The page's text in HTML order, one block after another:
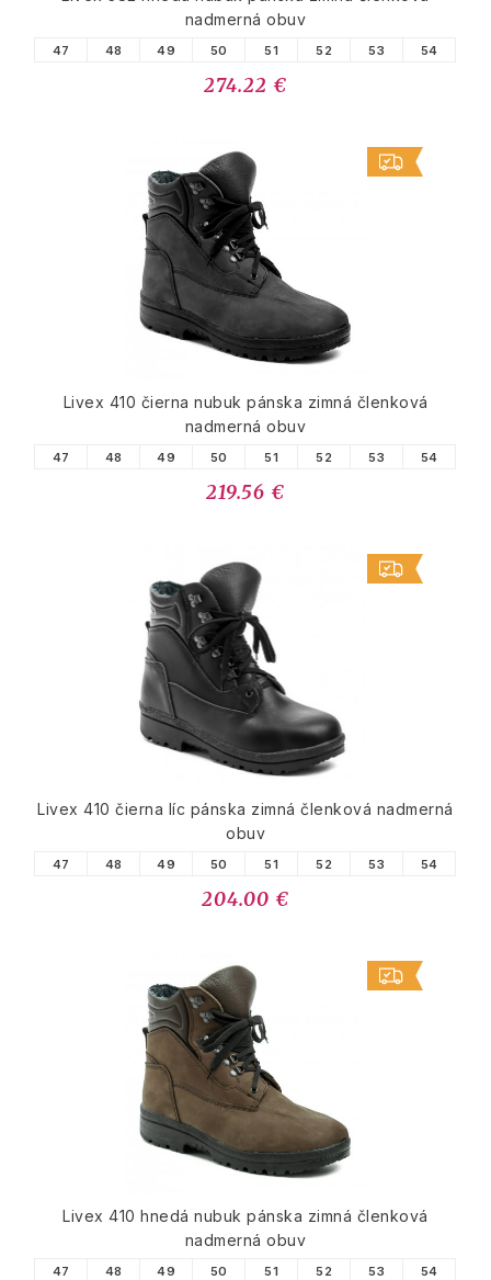
nadmerná obuv
47 48 49 50 51 52 53 54
274.22 €
Livex 410 čierna nubuk pánska zimná členková
nadmerná obuv
47 48 49 50 51 52 53 54
219.56 €
Livex 410 čierna líc pánska zimná členková nadmerná
obuv
47 48 49 50 51 52 53 54
204.00 €
Livex 410 hnedá nubuk pánska zimná členková
nadmerná obuv
47 48 49 50 51 52 53 54